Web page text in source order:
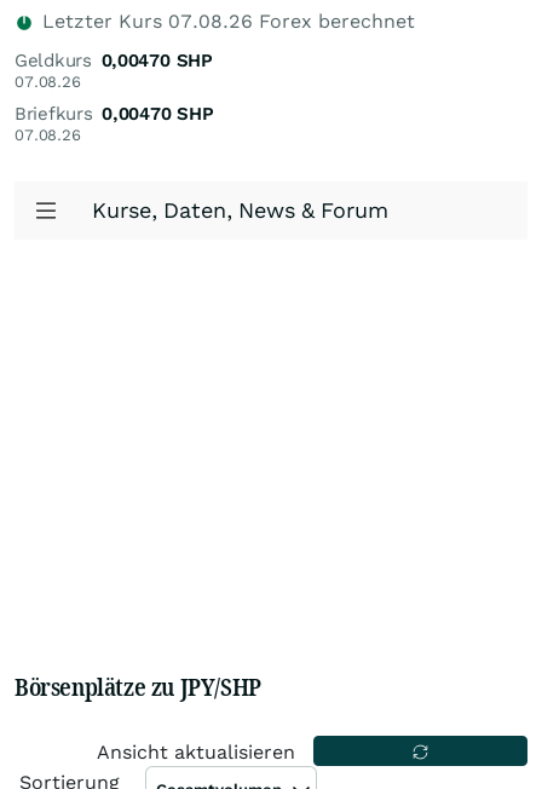
Letzter Kurs 07.08.26 Forex berechnet
Geldkurs
07.08.26
0,00470 SHP
Briefkurs
07.08.26
0,00470 SHP
Kurse, Daten, News & Forum
Börsenplätze zu JPY/SHP
Ansicht aktualisieren
Sortierung